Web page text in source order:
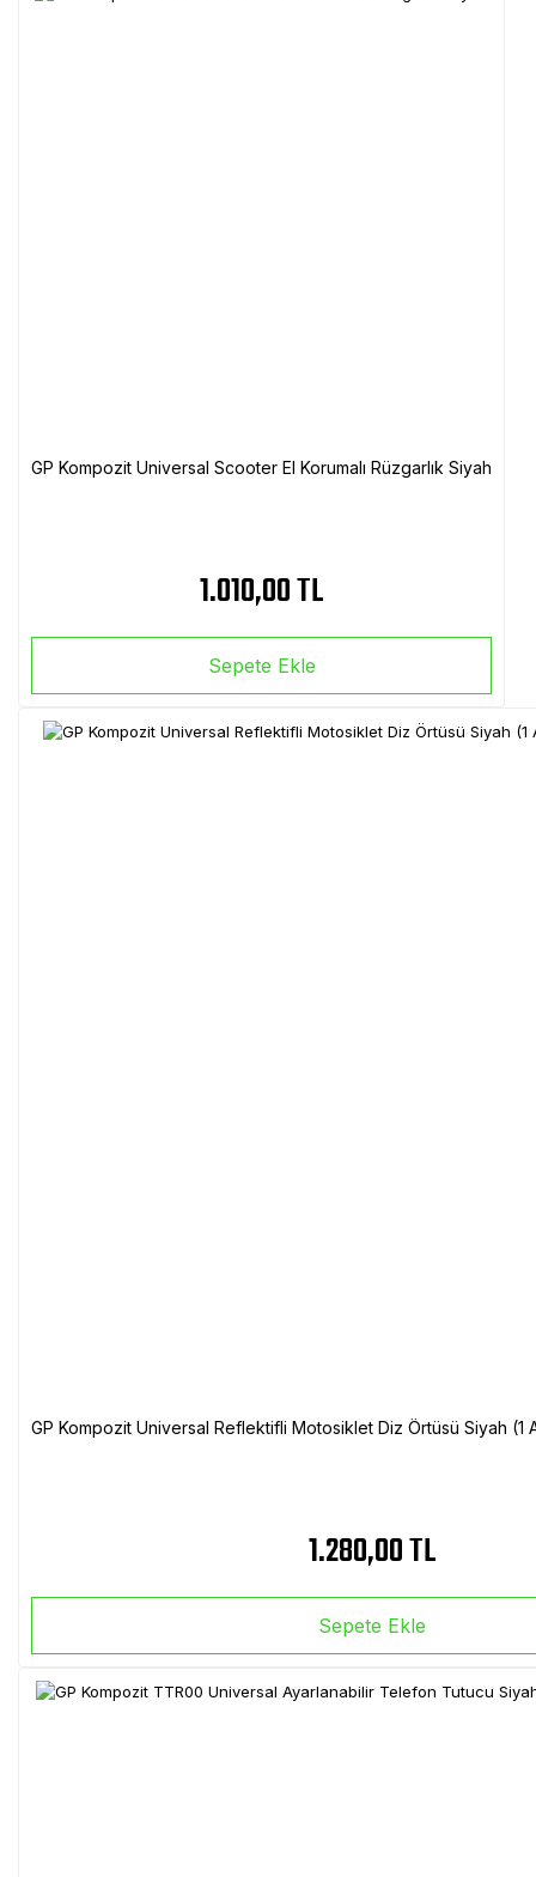
GP Kompozit Universal Scooter El Korumalı Rüzgarlık Siyah
1.010,00 TL
Sepete Ekle
GP Kompozit Universal Reflektifli Motosiklet Diz Örtüsü Siyah
1.280,00 TL
Sepete Ekle